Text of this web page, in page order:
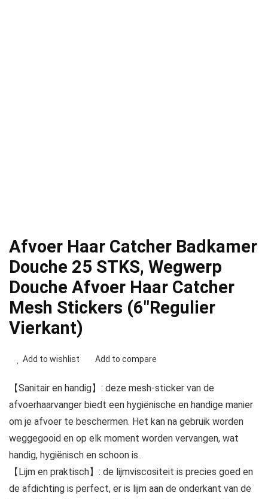
Afvoer Haar Catcher Badkamer
Douche 25 STKS, Wegwerp
Douche Afvoer Haar Catcher
Mesh Stickers (6″Regulier
Vierkant)
Add to wishlist Add to compare
【Sanitair en handig】: deze mesh-sticker van de
afvoerhaarvanger biedt een hygiënische en handige manier
om je afvoer te beschermen. Het kan na gebruik worden
weggegooid en op elk moment worden vervangen, wat
handig, hygiënisch en schoon is.
【Lijm en praktisch】: de lijmviscositeit is precies goed en
de afdichting is perfect, er is lijm aan de onderkant van de